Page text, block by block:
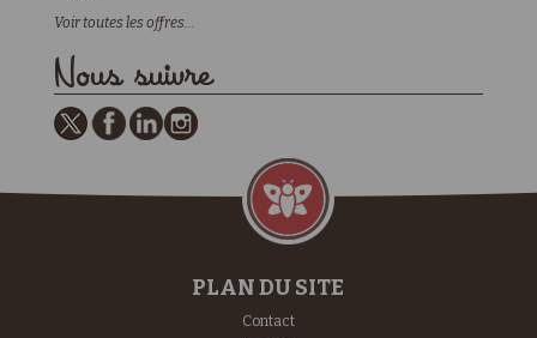
Voir toutes les offres...
Nous suivre
PLAN DU SITE
Contact